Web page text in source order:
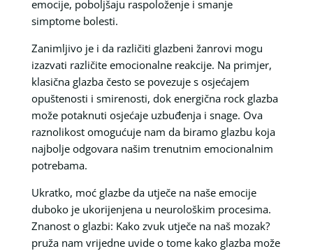
emocije, poboljšaju raspoloženje i smanje
simptome bolesti.
Zanimljivo je i da različiti glazbeni žanrovi mogu
izazvati različite emocionalne reakcije. Na primjer,
klasična glazba često se povezuje s osjećajem
opuštenosti i smirenosti, dok energična rock glazba
može potaknuti osjećaje uzbuđenja i snage. Ova
raznolikost omogućuje nam da biramo glazbu koja
najbolje odgovara našim trenutnim emocionalnim
potrebama.
Ukratko, moć glazbe da utječe na naše emocije
duboko je ukorijenjena u neurološkim procesima.
Znanost o glazbi: Kako zvuk utječe na naš mozak?
pruža nam vrijedne uvide o tome kako glazba može